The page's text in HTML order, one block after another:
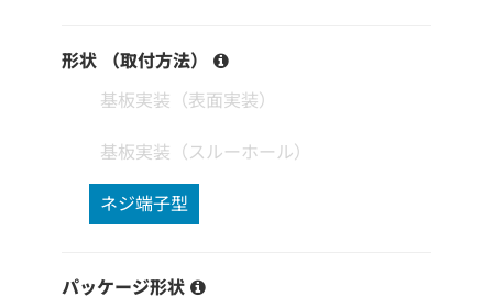
形状 （取付方法）
基板実装（表面実装）
基板実装（スルーホール）
ネジ端子型
パッケージ形状